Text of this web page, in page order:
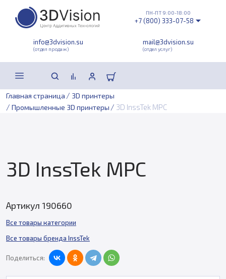
info@3dvision.su
(отдел продаж)
mail@3dvision.su
(отдел услуг)
ПН-ПТ 9:00-18:00
+7 (800) 333-07-58
Главная страница / 3D принтеры
/ Промышленные 3D принтеры / 3D InssTek MPC
3D InssTek MPC
Артикул 190660
Все товары категории
Все товары бренда InssTek
Поделиться: